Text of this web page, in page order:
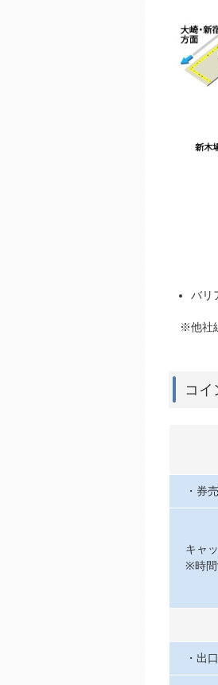
バリ
※他社線
コイ
・券
キャ
※時間
・出